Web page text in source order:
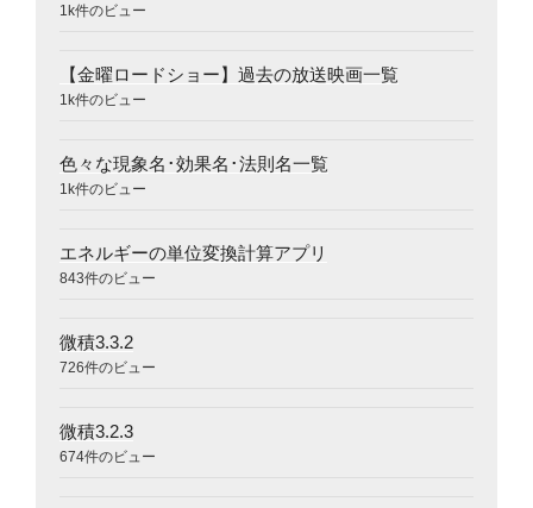
1k件のビュー
【金曜ロードショー】過去の放送映画一覧
1k件のビュー
色々な現象名･効果名･法則名一覧
1k件のビュー
エネルギーの単位変換計算アプリ
843件のビュー
微積3.3.2
726件のビュー
微積3.2.3
674件のビュー